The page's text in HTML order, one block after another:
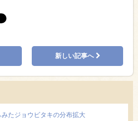
新しい記事へ
たジョウビタキの分布拡大